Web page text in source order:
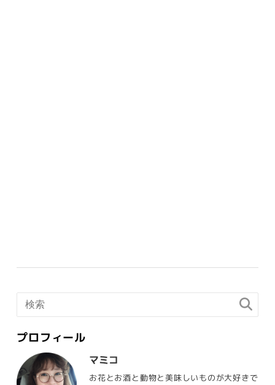
プロフィール
マミコ
お花とお酒と動物と美味しいものが大好きで